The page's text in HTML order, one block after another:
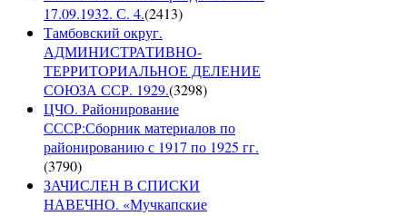
17.09.1932. С. 4.(2413)
Тамбовский округ.
АДМИНИСТРАТИВНО-
ТЕРРИТОРИАЛЬНОЕ ДЕЛЕНИЕ
СОЮЗА ССР. 1929.(3298)
ЦЧО. Районирование
СССР:Сборник материалов по
районированию с 1917 по 1925 гг.
(3790)
ЗАЧИСЛЕН В СПИСКИ
НАВЕЧНО. «Мучкапские